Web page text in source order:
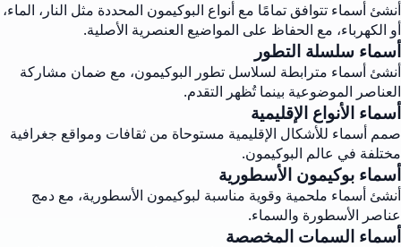
أنشئ أسماء تتوافق تمامًا مع أنواع البوكيمون المحددة مثل النار، الماء،
أو الكهرباء، مع الحفاظ على المواضيع العنصرية الأصلية.
أسماء سلسلة التطور
أنشئ أسماء مترابطة لسلاسل تطور البوكيمون، مع ضمان مشاركة
العناصر الموضوعية بينما تُظهر التقدم.
أسماء الأنواع الإقليمية
صمم أسماء للأشكال الإقليمية مستوحاة من ثقافات ومواقع جغرافية
مختلفة في عالم البوكيمون.
أسماء بوكيمون الأسطورية
أنشئ أسماء ملحمية وقوية مناسبة لبوكيمون الأسطورية، مع دمج
عناصر الأسطورة والسماء.
أسماء السمات المخصصة